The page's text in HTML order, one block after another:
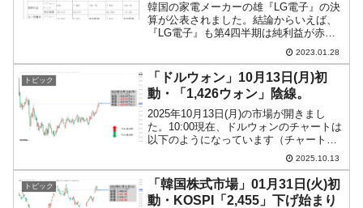
韓国の家電メーカーの雄『LG電子』の決
算が公表されました。結論からいえば、
『LG電子』も第4四半期は純利益が赤字
転落しました。以下です。2022年第4四
半期総売上：21兆8,575億ウォン
（5.2％）営業利益：693億ウォン
（-90.7％）...
2023.01.28
トピック
「ドルウォン」10月13日(月)初
動・「1,426ウォン」陰線。
2025年10月13日(月)の市場が開きまし
た。10:00現在、ドルウォンのチャートは
以下のようになっています（チャートは
『Investing.com』より引用）。現在のと
ころ陰線です。「1ドル＝1,426ウォン」
近辺の攻防となっています。...
2025.10.13
トピック
「韓国株式市場」01月31日(火)初
動・KOSPI「2,455」下げ始まり